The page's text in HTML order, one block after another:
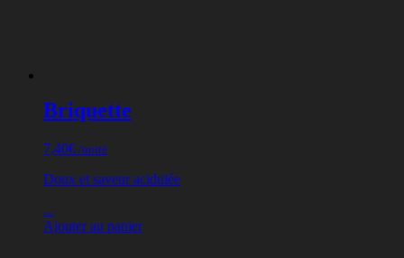
Briquette
7,40€ /unité
Doux et saveur acidulée
...
Ajouter au panier